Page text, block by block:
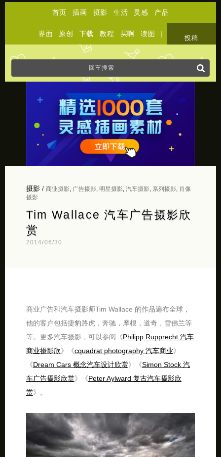
首页 插画 摄影 生活 灵感 产品
界面 原创 下载 教程 买啊 读图 |
投稿
摄影/ 商业摄影, 广告摄影, 明星摄影, 汽车摄影, 系列摄影, 肖像
摄影
Tim Wallace 汽车广告摄影欣
赏
2014/06/30
商业广告和汽车摄影师Tim Wallace 的作品遍布全球，
他的客户包括捷豹路虎，奔驰，摩根，道奇，雪佛兰等
等。更多汽车摄影，可以参阅《Philipp Rupprecht 汽车
商业摄影欣》《cquadrat photography 汽车商业》
《Dream Cars 概念汽车设计欣赏》《Simon Stock 汽
车广告摄影欣赏》《Peter Aylward 复古汽车摄影欣
赏》。